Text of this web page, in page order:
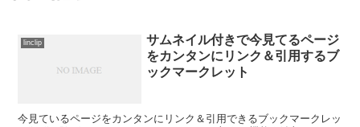
linclip
サムネイル付きで今見てるページ
をカンタンにリンク＆引用するブ
ックマークレット
今見ているページをカンタンにリンク＆引用できるブックマークレッ